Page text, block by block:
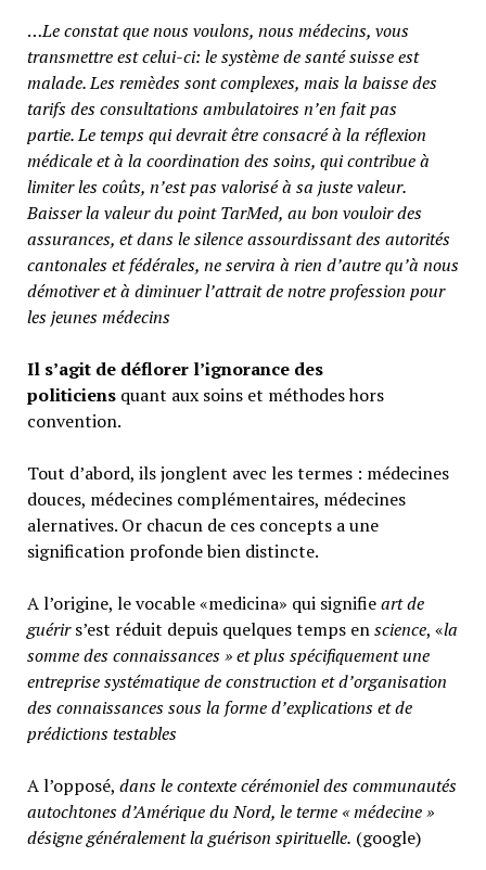
…Le constat que nous voulons, nous médecins, vous
transmettre est celui-ci: le système de santé suisse est
malade. Les remèdes sont complexes, mais la baisse des
tarifs des consultations ambulatoires n’en fait pas
partie.Le temps qui devrait être consacré à la réflexion
médicale et à la coordination des soins, qui contribue à
limiter les coûts, n’est pas valorisé à sa juste valeur.
Baisser la valeur du point TarMed, au bon vouloir des
assurances, et dans le silence assourdissant des autorités
cantonales et fédérales, ne servira à rien d’autre qu’à nous
démotiver et à diminuer l’attrait de notre profession pour
les jeunes médecins
Il s’agit de déflorer l’ignorance des
politiciensquant aux soins et méthodes hors
convention.
Tout d’abord, ils jonglent avec les termes : médecines
douces, médecines complémentaires, médecines
alernatives. Or chacun de ces concepts a une
signification profonde bien distincte.
A l’origine, le vocable «medicina» qui signifieart de
guérirs’est réduit depuis quelques temps enscience, «la
somme des connaissances » et plus spécifiquement une
entreprise systématique de construction et d’organisation
des connaissances sous la forme d’explications et de
prédictions testables
A l’opposé, dans le contexte cérémoniel des communautés
autochtones d’Amérique du Nord, le terme « médecine »
désigne généralementla guérison spirituelle. (google)